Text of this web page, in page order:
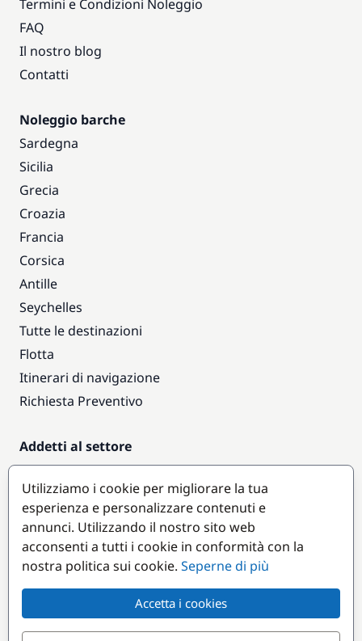
Termini e Condizioni Noleggio
FAQ
Il nostro blog
Contatti
Noleggio barche
Sardegna
Sicilia
Grecia
Croazia
Francia
Corsica
Antille
Seychelles
Tutte le destinazioni
Flotta
Itinerari di navigazione
Richiesta Preventivo
Addetti al settore
Accesso armatori
Diventare partner
Destinazioni popolari
Utilizziamo i cookie per migliorare la tua
esperienza e personalizzare contenuti e
annunci. Utilizzando il nostro sito web
acconsenti a tutti i cookie in conformità con la
nostra politica sui cookie. Seperne di più
Accetta i cookies